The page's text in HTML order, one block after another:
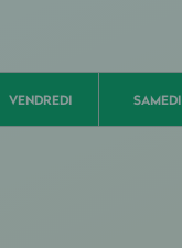
VENDREDI SAMEDI